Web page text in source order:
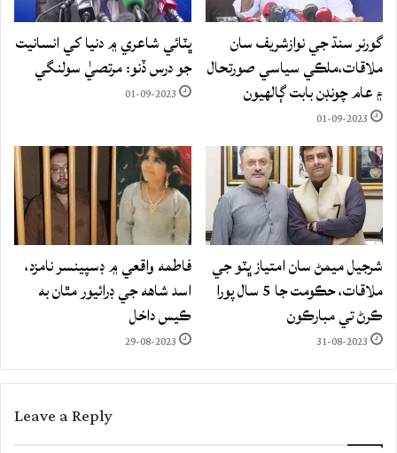
گورنر سنڌ جي نوازشريف سان
ملاقات،ملڪي سياسي صورتحال
۽ عام چونڊن بابت ڳالهيون
01-09-2023
ڀٽائي شاعري ۾ دنيا کي انسانيت
جو درس ڏنو: مرتصيٰ سولنگي
01-09-2023
شرجيل ميمڻ سان امتياز ڀٽو جي
ملاقات، حڪومت جا 5 سال پورا
ڪرڻ تي مبارڪون
31-08-2023
فاطمه واقعي ۾ ڊسپينسر نامزد،
اسد شاهه جي ڊرائيور مٿان به
ڪيس داخل
29-08-2023
Leave a Reply